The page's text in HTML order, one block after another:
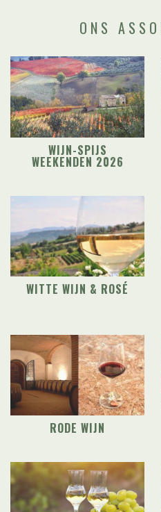
ONS
WIJN-SPIJS
WEEKENDEN 2026
WITTE WIJN & ROSÉ
RODE WIJN